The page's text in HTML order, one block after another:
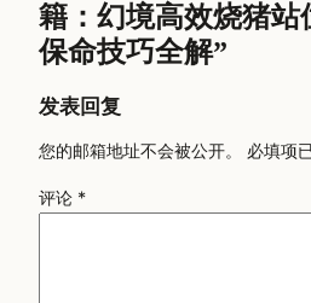
籍：幻境高效烧猪站
保命技巧全解”
发表回复
您的邮箱地址不会被公开。 必填项
评论 *